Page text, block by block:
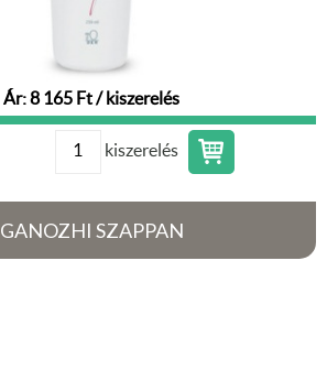
Ár: 8 165 Ft / kiszerelés
kiszerelés
GANOZHI SZAPPAN